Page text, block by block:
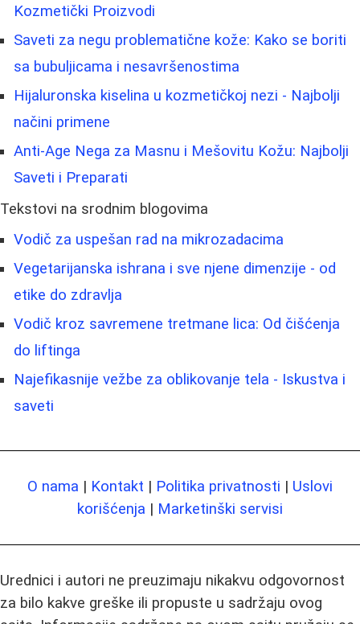
Kozmetički Proizvodi
Saveti za negu problematične kože: Kako se boriti
sa bubuljicama i nesavršenostima
Hijaluronska kiselina u kozmetičkoj nezi - Najbolji
načini primene
Anti-Age Nega za Masnu i Mešovitu Kožu: Najbolji
Saveti i Preparati
Tekstovi na srodnim blogovima
Vodič za uspešan rad na mikrozadacima
Vegetarijanska ishrana i sve njene dimenzije - od
etike do zdravlja
Vodič kroz savremene tretmane lica: Od čišćenja
do liftinga
Najefikasnije vežbe za oblikovanje tela - Iskustva i
saveti
O nama | Kontakt | Politika privatnosti | Uslovi
korišćenja | Marketinški servisi
Urednici i autori ne preuzimaju nikakvu odgovornost
za bilo kakve greške ili propuste u sadržaju ovog